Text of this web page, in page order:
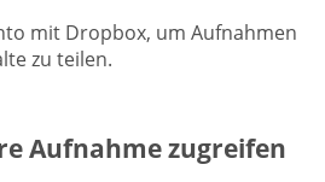
mit Dropbox, um Aufnahmen
zu teilen.
Aufnahme zugreifen